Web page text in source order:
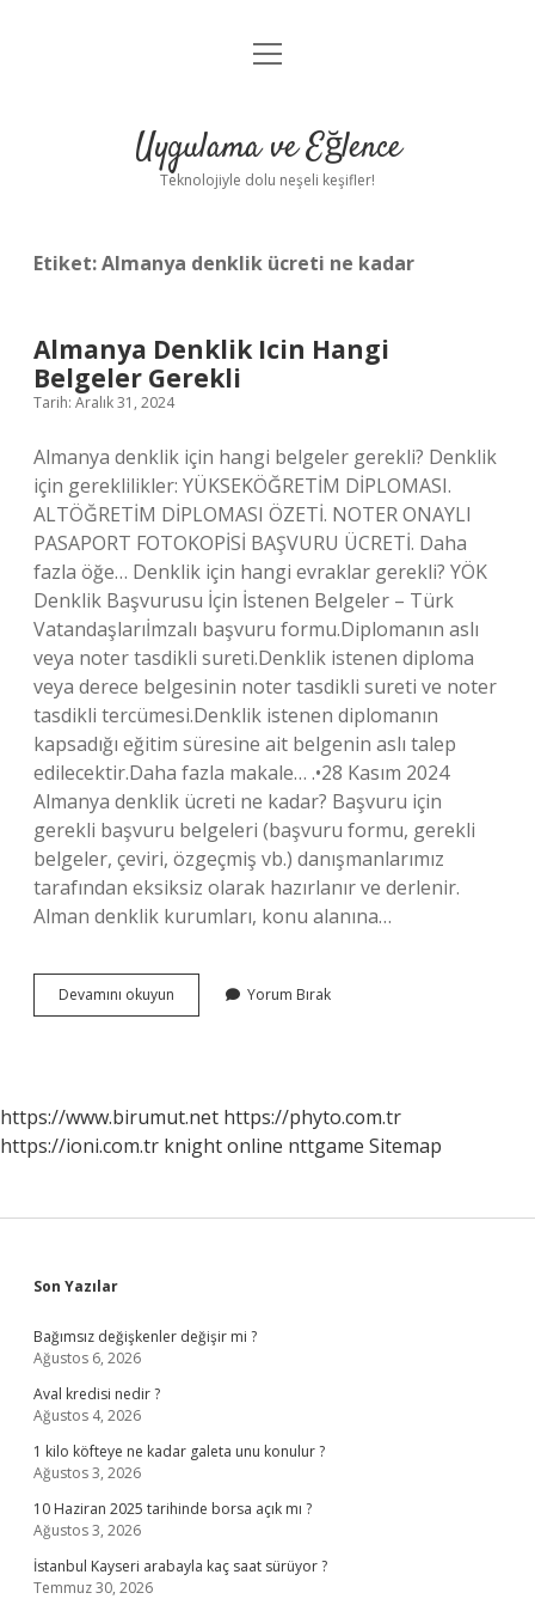
Anasayfa
Yasal Uyarı
menüyü
Uygulama ve Eğlence
Teknolojiyle dolu neşeli keşifler!
Etiket:Almanya denklik ücreti ne kadar
Almanya Denklik Icin Hangi
Belgeler Gerekli
Tarih: Aralık 31, 2024
Almanya denklik için hangi belgeler gerekli? Denklik
için gereklilikler: YÜKSEKÖĞRETİM DİPLOMASI.
ALTÖĞRETİM DİPLOMASI ÖZETİ. NOTER ONAYLI
PASAPORT FOTOKOPİSİ BAŞVURU ÜCRETİ. Daha
fazla öğe… Denklik için hangi evraklar gerekli? YÖK
Denklik Başvurusu İçin İstenen Belgeler – Türk
Vatandaşlarıİmzalı başvuru formu.Diplomanın aslı
veya noter tasdikli sureti.Denklik istenen diploma
veya derece belgesinin noter tasdikli sureti ve noter
tasdikli tercümesi.Denklik istenen diplomanın
kapsadığı eğitim süresine ait belgenin aslı talep
edilecektir.Daha fazla makale… .•28 Kasım 2024
Almanya denklik ücreti ne kadar? Başvuru için
gerekli başvuru belgeleri (başvuru formu, gerekli
belgeler, çeviri, özgeçmiş vb.) danışmanlarımız
tarafından eksiksiz olarak hazırlanır ve derlenir.
Alman denklik kurumları, konu alanına…
Devamını okuyun Almanya
Denklik
Yorum Bırak
https://www.birumut.net https://phyto.com.tr
https://ioni.com.tr knight online nttgame Sitemap
Sidebar
Son Yazılar
Bağımsız değişkenler değişir mi ?
Ağustos 6, 2026
Aval kredisi nedir ?
Ağustos 4, 2026
1 kilo köfteye ne kadar galeta unu konulur ?
Ağustos 3, 2026
10 Haziran 2025 tarihinde borsa açık mı ?
Ağustos 3, 2026
İstanbul Kayseri arabayla kaç saat sürüyor ?
Temmuz 30, 2026